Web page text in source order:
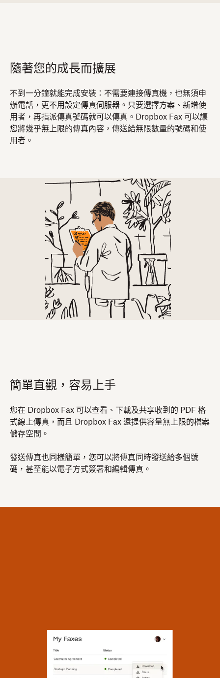
隨著您的成長而擴展
不到一分鐘就能完成安裝：不需要連接傳真機，也無須申
辦電話，更不用設定傳真伺服器。只要選擇方案、新增使
用者，再指派傳真號碼就可以傳真。Dropbox Fax 可以讓
您將幾乎無上限的傳真內容，傳送給無限數量的號碼和使
用者。
簡單直觀，容易上手
您在 Dropbox Fax 可以查看、下載及共享收到的 PDF 格
式線上傳真，而且 Dropbox Fax 還提供容量無上限的檔案
儲存空間。
發送傳真也同樣簡單，您可以將傳真同時發送給多個號
碼，甚至能以電子方式簽署和編輯傳真。